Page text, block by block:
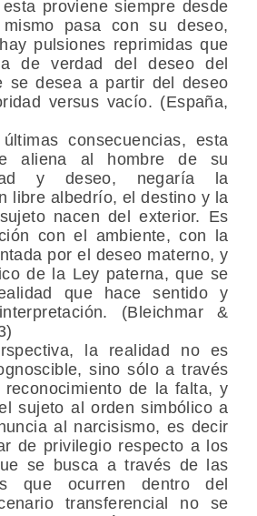
proviene siempre desde
pasa con su deseo,
pulsiones reprimidas que
de verdad del deseo del
se desea a partir del deseo
versus vacío. (España,
consecuencias, esta
aliena al hombre de su
y deseo, negaría la
libre albedrío, el destino y la
nacen del exterior. Es
con el ambiente, con la
por el deseo materno, y
de la Ley paterna, que se
que hace sentido y
(Bleichmar &
la realidad no es
sino sólo a través
de la falta, y
sujeto al orden simbólico a
al narcisismo, es decir
de privilegio respecto a los
se busca a través de las
que ocurren dentro del
transferencial no se